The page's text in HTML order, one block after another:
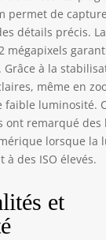
permet de
détails précis.
mégapixels
à la
même en
faible luminosité.
ont remarqué des
lorsque la
des ISO élevés.
et